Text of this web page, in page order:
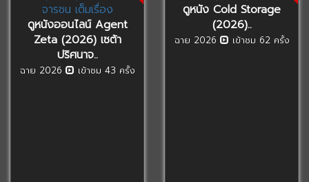
ดูหนังออนไลน์ Agent
Zeta (2026) เซต้า
ปริศนาจ..
ฉาย 2026 เข้าชม 43 ครั้ง
ดูหนัง Cold Storage
(2026)..
ฉาย 2026 เข้าชม 62 ครั้ง